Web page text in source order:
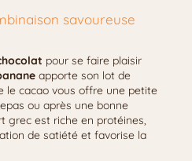
savoureuse
pour se faire plaisir
apporte son lot de
le cacao vous offre une petite
ou après une bonne
grec est riche en protéines,
de satiété et favorise la